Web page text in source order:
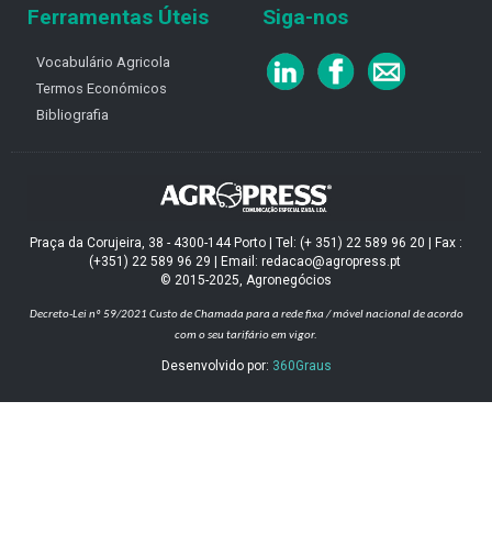
Ferramentas Úteis
Vocabulário Agricola
Termos Económicos
Bibliografia
Siga-nos
Praça da Corujeira, 38 - 4300-144 Porto | Tel: (+ 351) 22 589 96 20 | Fax :
(+351) 22 589 96 29 | Email: redacao@agropress.pt
© 2015-2025, Agronegócios
Decreto-Lei nº 59/2021 Custo de Chamada para a rede fixa / móvel nacional de acordo
com o seu tarifário em vigor.
Desenvolvido por: 360Graus